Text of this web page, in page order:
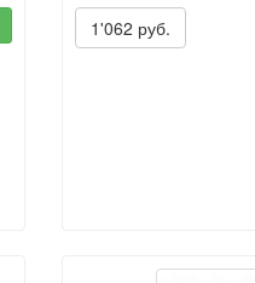
1'062 руб.